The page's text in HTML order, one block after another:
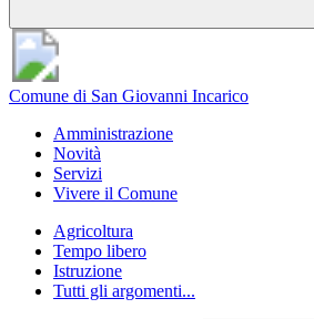
Comune di San Giovanni Incarico
Amministrazione
Novità
Servizi
Vivere il Comune
Agricoltura
Tempo libero
Istruzione
Tutti gli argomenti...